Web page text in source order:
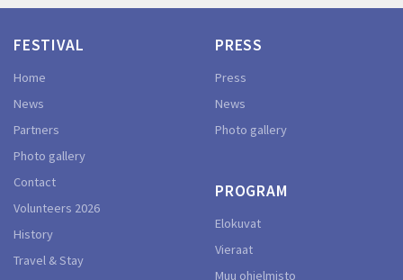
FESTIVAL
Home
News
Partners
Photo gallery
Contact
Volunteers 2026
History
Travel & Stay
PRESS
Press
News
Photo gallery
PROGRAM
Elokuvat
Vieraat
Muu ohjelmisto